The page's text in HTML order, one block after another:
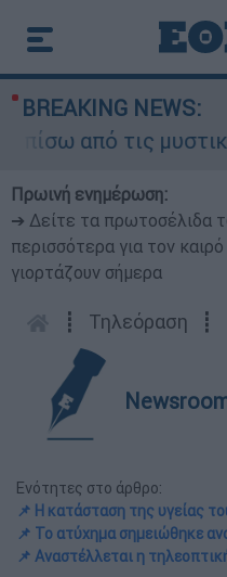
BREAKING NEWS:
τις μυστικές
Πρωινή ενημέρωση:
➔ Δείτε τα πρωτοσέλιδα
περισσότερα για τον
γιορτάζουν σήμερα
┋ Τηλεόραση ┋
Ενότητες στο άρθρο:
📌 Η κατάσταση της υγείας
📌 Το ατύχημα σημειώθηκε
📌 Αναστέλλεται η